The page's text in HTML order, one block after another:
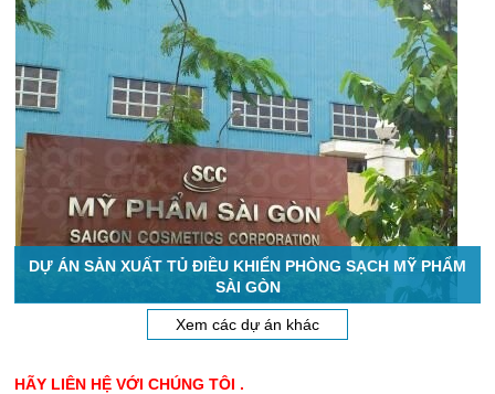
DỰ ÁN SẢN XUẤT TỦ ĐIỀU KHIỂN PHÒNG SẠCH MỸ PHẨM
SÀI GÒN
Xem các dự án khác
HÃY LIÊN HỆ VỚI CHÚNG TÔI .